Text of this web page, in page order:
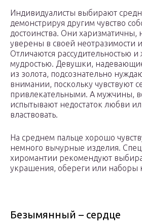
Индивидуалисты выбирают
демонстрируя другим чувство
достоинства. Они харизматичны,
уверены в своей неотразимости
Отличаются рассудительностью
мудростью. Девушки,
из золота, подсознательно
внимании, поскольку чувствуют
привлекательными. А мужчины,
испытывают недостаток любви
властвовать.
На среднем пальце хорошо
немного вычурные изделия.
хиромантии рекомендуют
украшения, обереги или наборы
Безымянный – сердце